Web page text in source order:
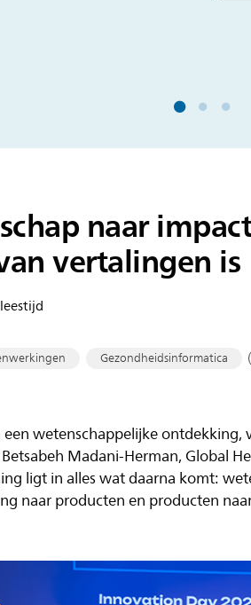
naar
vertalingen is
Gezondheidsinformatica
wetenschappelijke
Madani-Herman, Global
ligt in alles wat daarna komt:
naar producten en producten